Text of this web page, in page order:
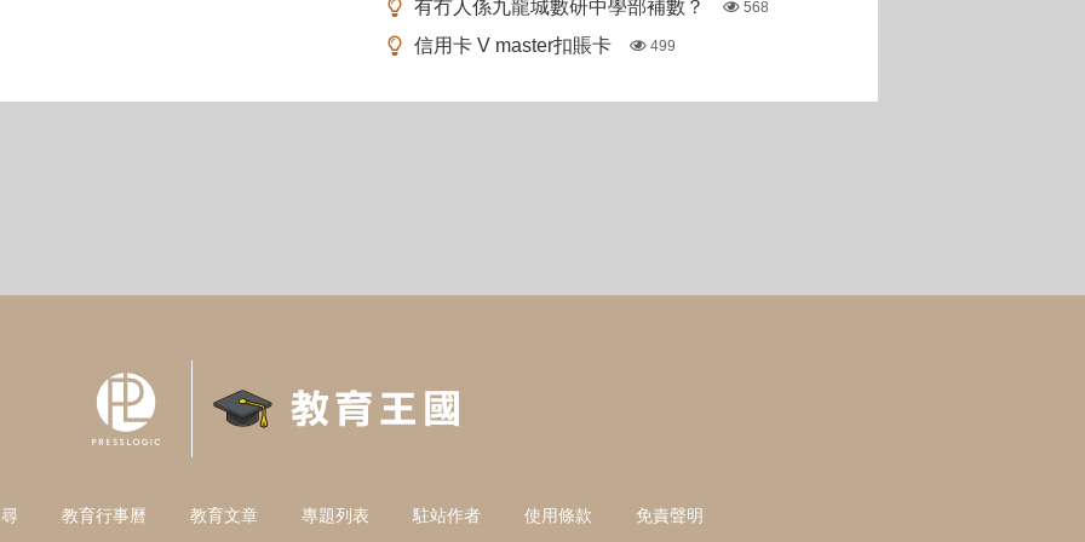
有冇人係九龍城數研中學部補數？ 568
信用卡 V master扣賬卡 499
教育行事曆 教育文章 專題列表 駐站作者 使用條款 免責聲明